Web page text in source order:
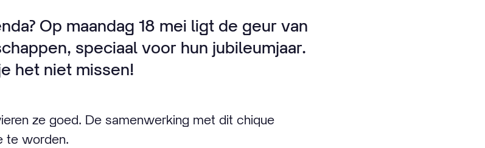
Op maandag 18 mei ligt de geur van
speciaal voor hun jubileumjaar.
het niet missen!
ze goed. De samenwerking met dit chique
te worden.